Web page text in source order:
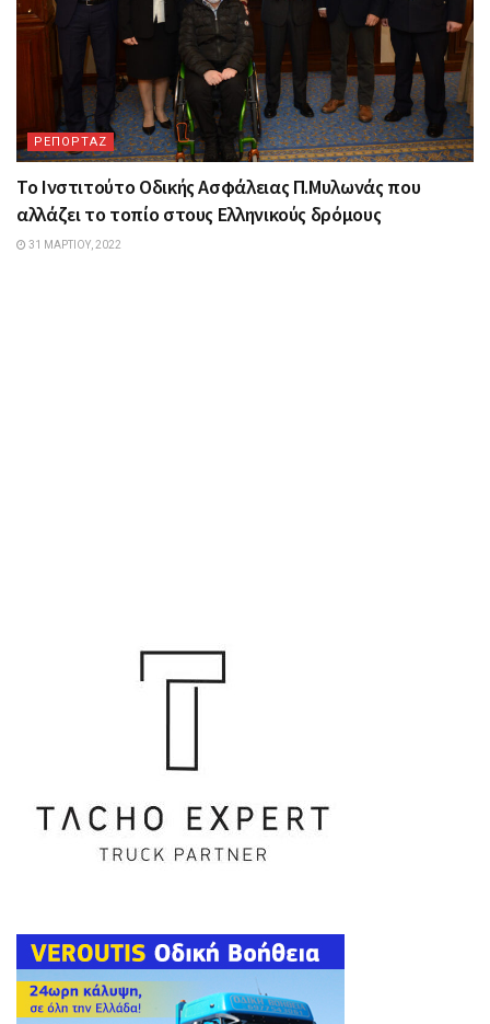
ΡΕΠΟΡΤΑΖ
Το Ινστιτούτο Οδικής Ασφάλειας Π.Μυλωνάς που
αλλάζει το τοπίο στους Ελληνικούς δρόμους
31 ΜΑΡΤΊΟΥ, 2022